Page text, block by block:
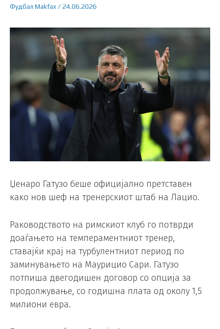
Фудбал Makfax/24.06.2026
Џенаро Гатузо беше официјално претставен
како нов шеф на тренерскиот штаб на Лацио.
Раководството на римскиот клуб го потврди
доаѓањето на темпераментниот тренер,
ставајќи крај на турбулентниот период по
заминувањето на Маурицио Сари. Гатузо
потпиша двегодишен договор со опција за
продолжување, со годишна плата од околу 1,5
милиони евра.